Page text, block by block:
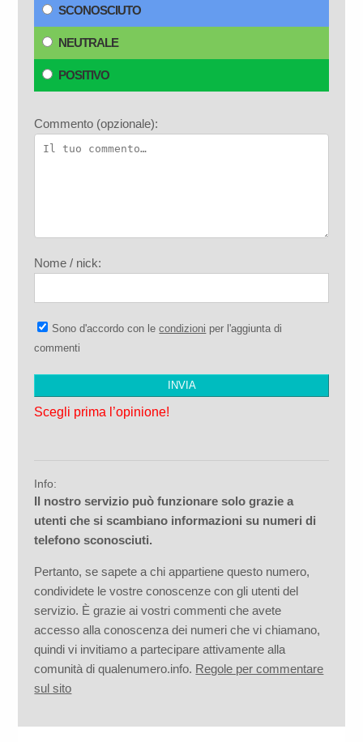
SCONOSCIUTO
NEUTRALE
POSITIVO
Commento (opzionale):
Nome / nick:
Sono d'accordo con lecondizioni per l'aggiunta di
commenti
Scegli prima l’opinione!
Info:
Il nostro servizio può funzionare solo grazie a
utenti che si scambiano informazioni su numeri di
telefono sconosciuti.
Pertanto, se sapete a chi appartiene questo numero,
condividete le vostre conoscenze con gli utenti del
servizio. È grazie ai vostri commenti che avete
accesso alla conoscenza dei numeri che vi chiamano,
quindi vi invitiamo a partecipare attivamente alla
comunità di qualenumero.info. Regole per commentare
sul sito